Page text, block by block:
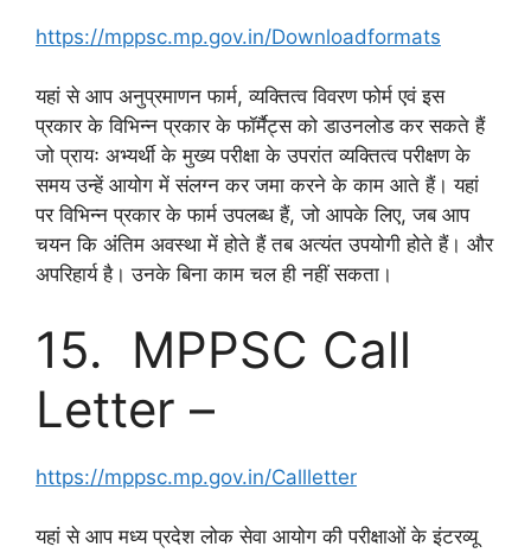
https://mppsc.mp.gov.in/Downloadformats
यहां से आप अनुप्रमाणन फार्म, व्यक्तित्व विवरण फोर्म एवं इस
प्रकार के विभिन्न प्रकार के फॉर्मैट्स को डाउनलोड कर सकते हैं
जो प्रायः अभ्यर्थी के मुख्य परीक्षा के उपरांत व्यक्तित्व परीक्षण के
समय उन्हें आयोग में संलग्न कर जमा करने के काम आते हैं। यहां
पर विभिन्न प्रकार के फार्म उपलब्ध हैं, जो आपके लिए, जब आप
चयन कि अंतिम अवस्था में होते हैं तब अत्यंत उपयोगी होते हैं। और
अपरिहार्य है। उनके बिना काम चल ही नहीं सकता।
15. MPPSC Call
Letter –
https://mppsc.mp.gov.in/Callletter
यहां से आप मध्य प्रदेश लोक सेवा आयोग की परीक्षाओं के इंटरव्यू